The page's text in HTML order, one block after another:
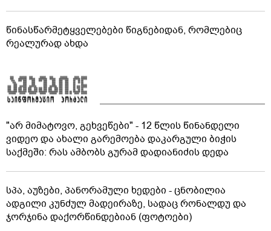
წინასწარმეტყველებები წიგნებიდან, რომლებიც
რეალურად ახდა
"არ მიმატოვო, გეხვეწები" - 12 წლის წინანდელი
ვიდეო და ახალი გარემოება დაკარგული ბიჭის
საქმეში: რას ამბობს გურამ დადიანიძის დედა
სპა, აუზები, პანორამული ხედები - ცნობილია
ადგილი კუნძულ მადეირაზე, სადაც რონალდუ და
ჯორჯინა დაქორწინდებიან (ფოტოები)